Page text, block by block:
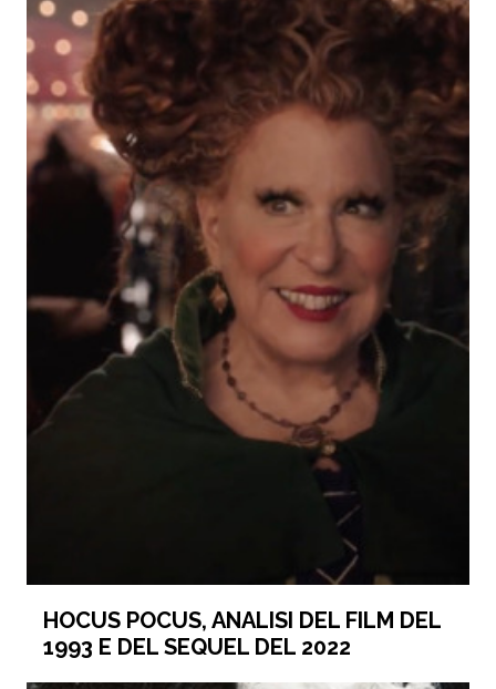
HOCUS POCUS, ANALISI DEL FILM DEL
1993 E DEL SEQUEL DEL 2022